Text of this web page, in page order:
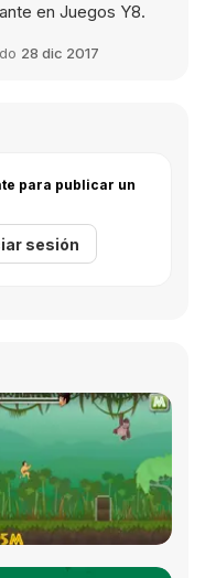
en Juegos Y8.
28 dic 2017
para publicar un
sesión